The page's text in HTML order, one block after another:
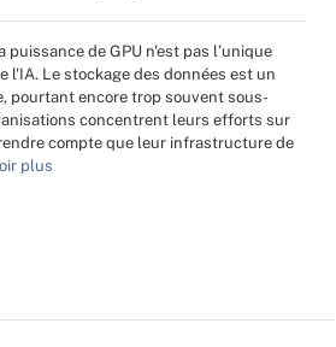
puissance de GPU n'est pas l’unique
l'IA. Le stockage des données est un
pourtant encore trop souvent sous-
concentrent leurs efforts sur
compte que leur infrastructure de
plus